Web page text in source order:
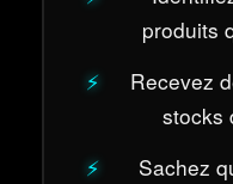
produits
Recevez
stocks
Sachez